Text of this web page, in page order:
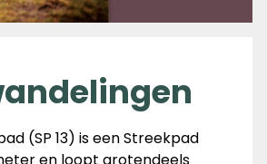
(SP 13) is een Streekpad
en loopt grotendeels